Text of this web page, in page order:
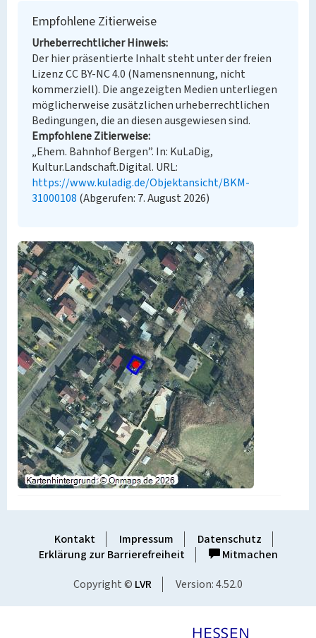
Empfohlene Zitierweise
Urheberrechtlicher Hinweis
Der hier präsentierte Inhalt steht unter der freien
Lizenz CC BY-NC 4.0 (Namensnennung, nicht
kommerziell). Die angezeigten Medien unterliegen
möglicherweise zusätzlichen urheberrechtlichen
Bedingungen, die an diesen ausgewiesen sind.
Empfohlene Zitierweise
„Ehem. Bahnhof Bergen”. In: KuLaDig,
Kultur.Landschaft.Digital. URL:
https://www.kuladig.de/Objektansicht/BKM-
31000108 (Abgerufen: 7. August 2026)
Kontakt Impressum
Datenschutz
Erklärung zur Barrierefreiheit
Mitmachen
Copyright © LVR Version: 4.52.0